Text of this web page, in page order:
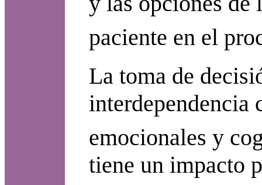
paciente en el
La toma de
interdependencia
emocionales y
tiene un impacto